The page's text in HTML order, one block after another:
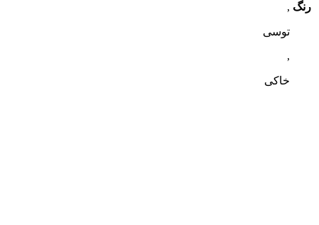
رنگ ,
توسی
,
خاکی